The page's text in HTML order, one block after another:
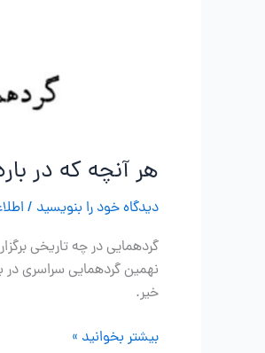
هر آنچه که در
دیدگاه‌ خود را بنویسید /
خیر.
هر
بیشتر بخوانید »